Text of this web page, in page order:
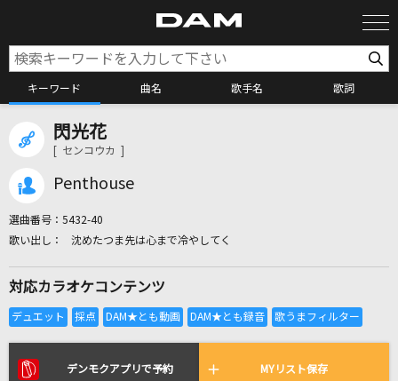
キーワード 曲名 歌手名 歌詞
全国りれき
リアルタイムで歌われている曲の一覧
閃光花
[ センコウカ ]
Penthouse
選曲番号： 5432-40
沈めたつま先は心まで冷やしてく
対応カラオケコンテンツ
デンモクアプリで予約 MYリスト保存